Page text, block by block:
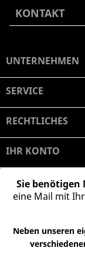
KONTAKT
UNTERNEHMEN
SERVICE
RECHTLICHES
IHR KONTO
Sie benötigen
eine Mail mit
Neben unseren